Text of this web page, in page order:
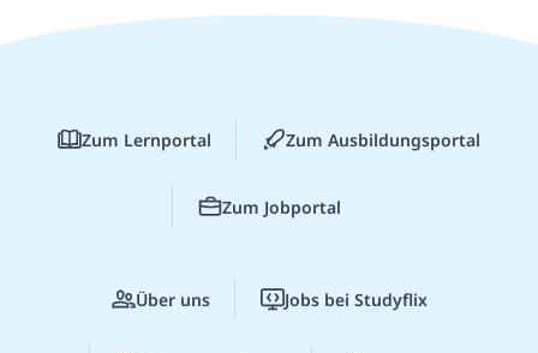
Zum Lernportal Zum Ausbildungsportal
Zum Jobportal
Über uns Jobs bei Studyflix